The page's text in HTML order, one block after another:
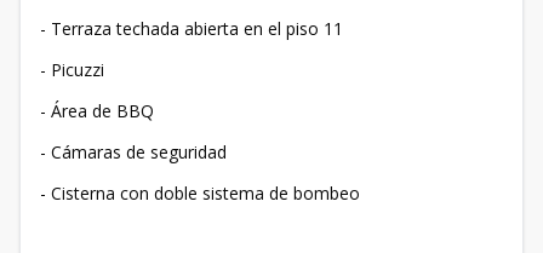
- Terraza techada abierta en el piso 11
- Picuzzi
- Área de BBQ
- Cámaras de seguridad
- Cisterna con doble sistema de bombeo